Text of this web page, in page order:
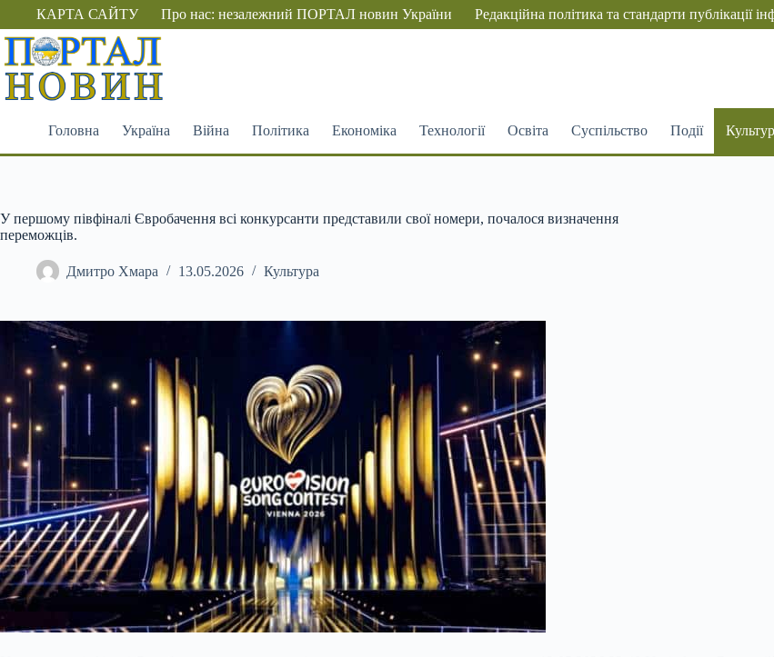
Перейти
вмісту
КАРТА САЙТУ Про нас: незалежний ПОРТАЛ новин України Редакційна політика та стандарти публікації
Головна Україна Війна Політика Економіка Технології Освіта Суспільство Події
У першому півфіналі Євробачення всі конкурсанти представили свої номери, почалося визначення
переможців.
Дмитро Хмара 13.05.2026 Культура